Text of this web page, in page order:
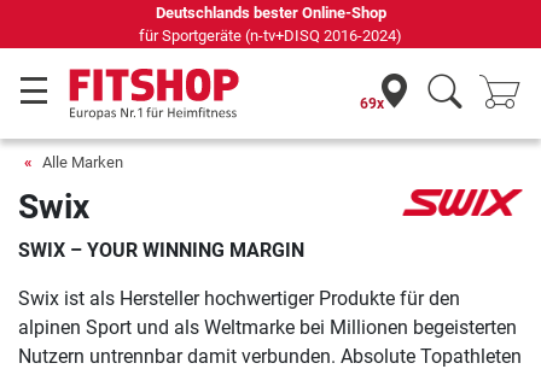
Deutschlands bester Online-Shop
Sportgeräte (n-tv+DISQ 2016-2024)
69x
Alle Marken
Swix
SWIX – YOUR WINNING MARGIN
Swix ist als Hersteller hochwertiger Produkte für den
alpinen Sport und als Weltmarke bei Millionen begeisterten
Nutzern untrennbar damit verbunden. Absolute Topathleten